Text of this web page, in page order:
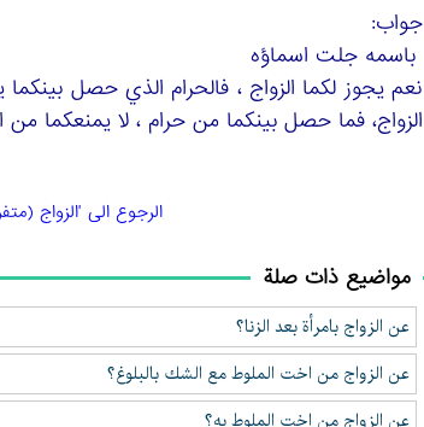
جواب:
باسمه جلت اسماؤه
نعم يجوز لكما الزواج ، فالحرام الذي حصل
الزواج، فما حصل بينكما من حرام ، لا يمنعكما
الرجوع الی 'الزواج
مواضيع ذات صلة
عن الزواج بامرأة بعد الزنا؟
عن الزواج من اخت الملوط مع الشك بالبلوغ؟
عن الزواج من اخت الملوط به؟